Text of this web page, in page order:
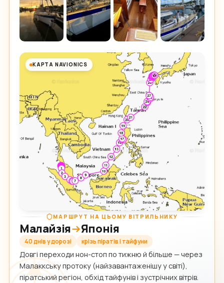
КАРТА NAVIONICS
МАРШРУТ НА ЦЬОМУ ВІТРИЛЬНИКУ
Малайзія Японія
40 днів у дорозі крізь піратів і тайфуни
Довгі переходи нон-стоп по тижню й більше — через
Малаккську протоку (найзавантаженішу у світі),
піратський регіон, обхід тайфунів і зустрічних вітрів.